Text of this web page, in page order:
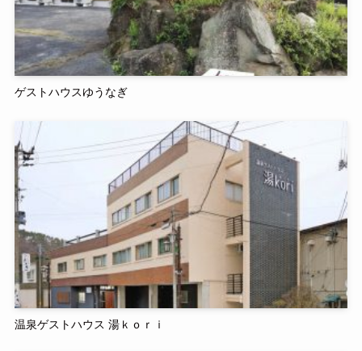
ゲストハウスゆうなぎ
温泉ゲストハウス 湯ｋｏｒｉ